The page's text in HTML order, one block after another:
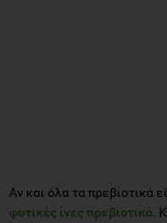
Αν και όλα τα πρεβιοτικά
φυτικές ίνες πρεβιοτικά .